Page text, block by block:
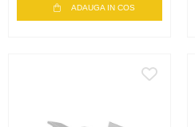
ADAUGA IN COS